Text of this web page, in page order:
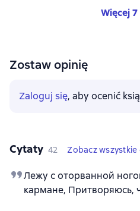
Więcej
Zostaw opinię
Zaloguj się, aby ocenić
Cytaty 42 Zobacz wszystkie
Лежу с оторванной
кармане, Притворяюсь,